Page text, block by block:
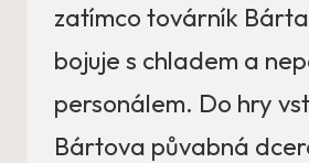
zatímco továrník
bojuje s chladem a
personálem. Do hry
Bártova půvabná